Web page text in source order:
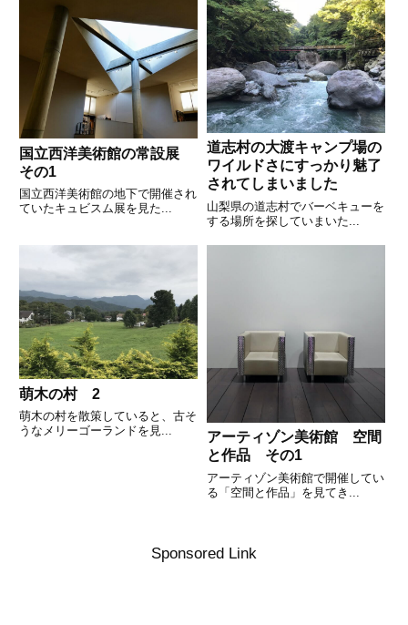
国立西洋美術館の常設展
その1
国立西洋美術館の地下で開催され
ていたキュビスム展を見た...
道志村の大渡キャンプ場の
ワイルドさにすっかり魅了
されてしまいました
山梨県の道志村でバーベキューを
する場所を探していまいた...
萌木の村 2
萌木の村を散策していると、古そ
うなメリーゴーランドを見...
アーティゾン美術館 空間
と作品 その1
アーティゾン美術館で開催してい
る「空間と作品」を見てき...
Sponsored Link